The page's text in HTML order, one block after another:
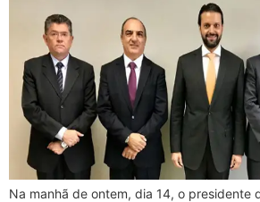
Na manhã de ontem, dia 14, o presidente